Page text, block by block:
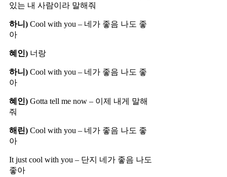
있는 내 사람이라 말해줘
하니) Cool with you – 네가 좋음 나도 좋
아
혜인) 너랑
하니) Cool with you – 네가 좋음 나도 좋
아
혜인) Gotta tell me now – 이제 내게 말해
줘
해린) Cool with you – 네가 좋음 나도 좋
아
It just cool with you – 단지 네가 좋음 나도
좋아